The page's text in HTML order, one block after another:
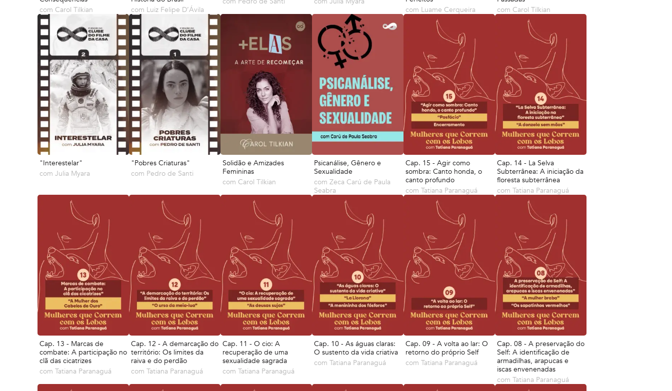
com Carol Tilkian
com Luiz Felipe D’Ávila
com Luame Cerqueira
com Carol Tilkian
"Interestelar"
com Julia Myara
"Pobres Criaturas"
com Pedro de Santi
Solidão e Amizades
Femininas
com Carol Tilkian
Psicanálise, Gênero e
Sexualidade
com Zeca Carú de Paula
Seabra
Cap. 15 - Agir como
sombra: Canto honda, o
canto profundo
com Tatiana Paranaguá
Cap. 14 - La Selva
Subterrânea: A iniciação da
floresta subterrânea
com Tatiana Paranaguá
Cap. 13 - Marcas de
combate: A participação no
clã das cicatrizes
com Tatiana Paranaguá
Cap. 12 - A demarcação do
território: Os limites da
raiva e do perdão
com Tatiana Paranaguá
Cap. 11 - O cio: A
recuperação de uma
sexualidade sagrada
com Tatiana Paranaguá
Cap. 10 - As águas claras:
O sustento da vida criativa
com Tatiana Paranaguá
Cap. 09 - A volta ao lar: O
retorno do próprio Self
com Tatiana Paranaguá
Cap. 08 - A preservação do
Self: A identificação de
armadilhas, arapucas e
iscas envenenadas
com Tatiana Paranaguá